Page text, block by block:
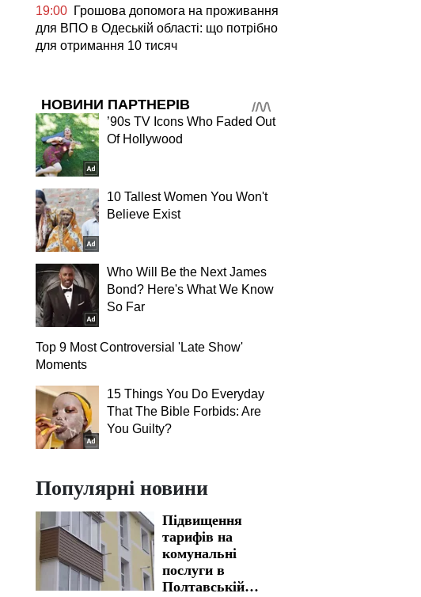
19:00 Грошова допомога на проживання
для ВПО в Одеській області: що потрібно
для отримання 10 тисяч
НОВИНИ ПАРТНЕРІВ
’90s TV Icons Who Faded Out
Of Hollywood
10 Tallest Women You Won't
Believe Exist
Who Will Be the Next James
Bond? Here's What We Know
So Far
Top 9 Most Controversial 'Late Show'
Moments
15 Things You Do Everyday
That The Bible Forbids: Are
You Guilty?
Популярні новини
Підвищення
тарифів на
комунальні
послуги в
Полтавській